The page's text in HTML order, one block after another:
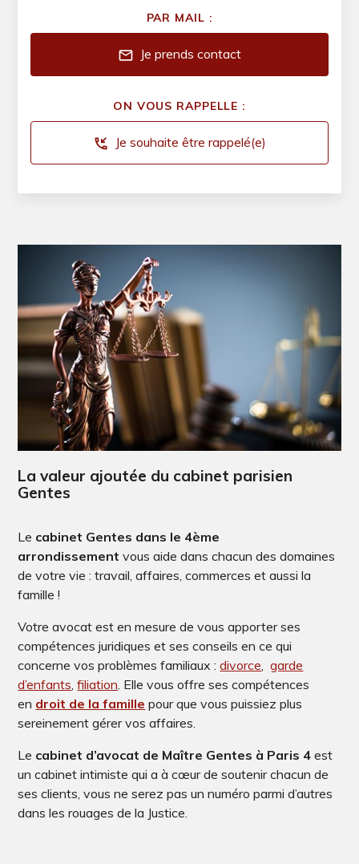
PAR MAIL :
mail Je prends contact
ON VOUS RAPPELLE :
phone_callback Je souhaite être rappelé(e)
La valeur ajoutée du cabinet parisien
Gentes
Le cabinet Gentes dans le 4ème
arrondissement vous aide dans chacun des domaines
de votre vie : travail, affaires, commerces et aussi la
famille !
Votre avocat est en mesure de vous apporter ses
compétences juridiques et ses conseils en ce qui
concerne vos problèmes familiaux : divorce, garde
d’enfants, filiation. Elle vous offre ses compétences
en droit de la famille pour que vous puissiez plus
sereinement gérer vos affaires.
Le cabinet d’avocat de Maître Gentes à Paris 4 est
un cabinet intimiste qui a à cœur de soutenir chacun de
ses clients, vous ne serez pas un numéro parmi d’autres
dans les rouages de la Justice.